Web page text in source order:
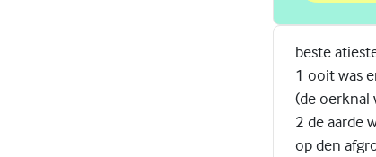
beste
1 ooit was
(de oerknal
2 de aarde
op den